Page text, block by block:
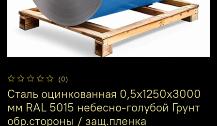
(0)
Сталь оцинкованная 0,5х1250х3000
мм RAL 5015 небесно-голубой Грунт
обр.стороны / защ.пленка